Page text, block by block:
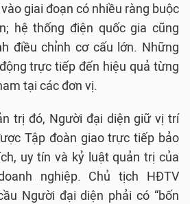
giai đoạn có nhiều ràng buộc
hệ thống điện quốc gia cũng
điều chỉnh cơ cấu lớn. Những
trực tiếp đến hiệu quả từng
tại các đơn vị.
trị đó, Người đại diện giữ vị trí
Tập đoàn giao trực tiếp bảo
uy tín và kỷ luật quản trị của
nghiệp. Chủ tịch HĐTV
Người đại diện phải có “bốn